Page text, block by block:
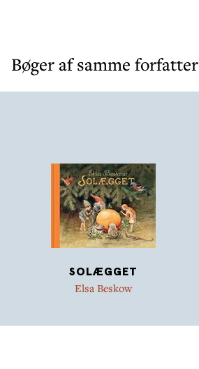
Bøger af samme forfatter
SOLÆGGET
Elsa Beskow